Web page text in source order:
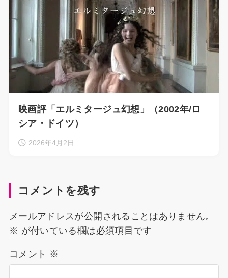
映画評「エルミタージュ幻想」（2002年/ロ
シア・ドイツ）
2026年4月2日
コメントを残す
メールアドレスが公開されることはありません。
※ が付いている欄は必須項目です
コメント ※